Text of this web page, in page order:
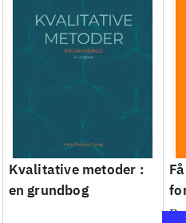
Kvalitative metoder :
en grundbog